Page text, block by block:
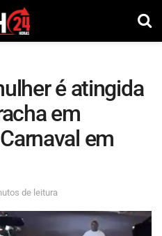
é atingida
em
em
de leitura